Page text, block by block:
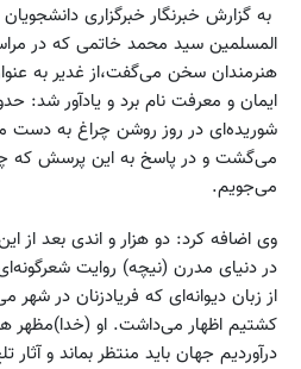
به گزارش خبرنگار خبرگزاری
المسلمین سید محمد خاتمی که در
هنرمندان سخن می‌گفت،از غدیر به
شوریده‌ای در روز روشن چراغ به دست
می‌گشت و در پاسخ به این پرسش که
می‌جویم.
وی اضافه کرد: دو هزار و اندی بعد از
در دنیای مدرن (نیچه) روایت
از زبان دیوانه‌ای که فریادزنان در
کشتیم اظهار می‌داشت. او (خدا)مظهر
درآوردیم جهان باید منتظر بماند و آثار